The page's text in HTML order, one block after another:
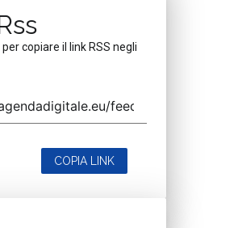
copiare il link RSS negli
COPIA LINK